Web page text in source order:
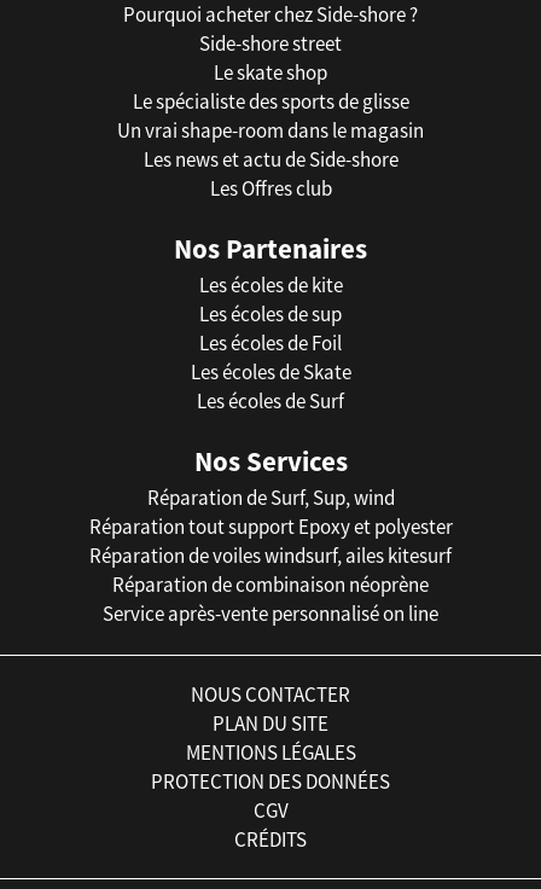
Pourquoi acheter chez Side-shore ?
Side-shore street
Le skate shop
Le spécialiste des sports de glisse
Un vrai shape-room dans le magasin
Les news et actu de Side-shore
Les Offres club
Nos Partenaires
Les écoles de kite
Les écoles de sup
Les écoles de Foil
Les écoles de Skate
Les écoles de Surf
Nos Services
Réparation de Surf, Sup, wind
Réparation tout support Epoxy et polyester
Réparation de voiles windsurf, ailes kitesurf
Réparation de combinaison néoprène
Service après-vente personnalisé on line
NOUS CONTACTER
PLAN DU SITE
MENTIONS LÉGALES
PROTECTION DES DONNÉES
CGV
CRÉDITS